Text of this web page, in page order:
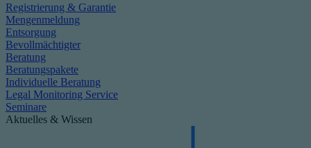
Registrierung & Garantie
Mengenmeldung
Entsorgung
Bevollmächtigter
Beratung
Beratungspakete
Individuelle Beratung
Legal Monitoring Service
Seminare
Aktuelles & Wissen